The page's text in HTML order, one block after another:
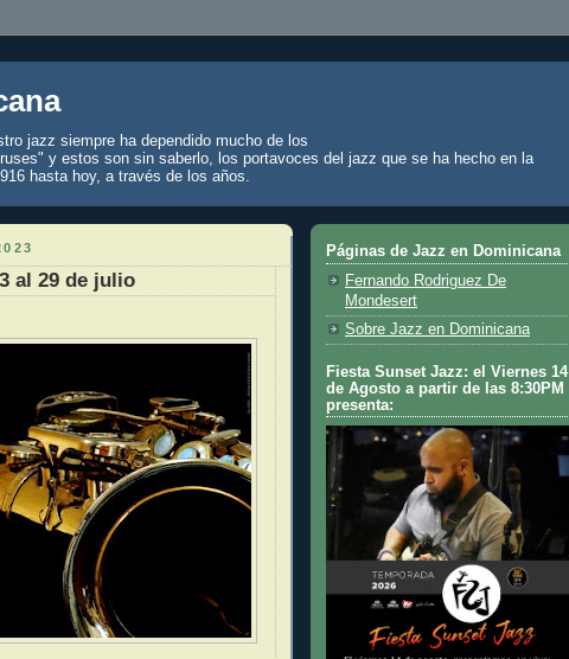
jazz siempre ha dependido mucho de los
y estos son sin saberlo, los portavoces del jazz que se ha hecho en la
hasta hoy, a través de los años.
al 29 de julio
Páginas de Jazz en Dominicana
Fernando Rodriguez De
Mondesert
Sobre Jazz en Dominicana
Fiesta Sunset Jazz: el Viernes 14
de Agosto a partir de las 8:30PM
presenta: